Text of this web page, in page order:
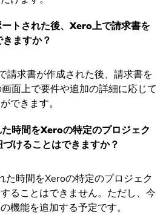
トされた後、Xero上で請求書を
ますか？
請求書が作成された後、請求書を
面上で要件や追加の詳細に応じて
できます。
時間をXeroの特定のプロジェク
づけることはできますか？
た時間をXeroの特定のプロジェク
ることはできません。ただし、今
機能を追加する予定です。